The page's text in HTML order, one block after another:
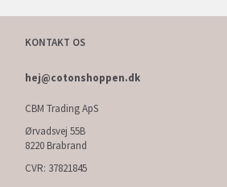
KONTAKT OS
hej@cotonshoppen.dk
CBM Trading ApS
Ørvadsvej 55B
8220 Brabrand
CVR: 37821845